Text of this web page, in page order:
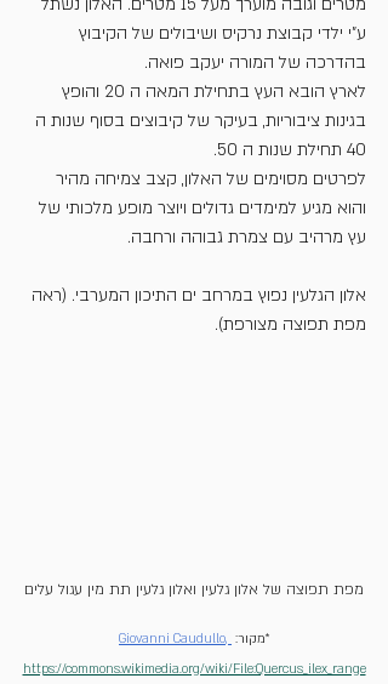
ע"י ילדי קבוצת נרקיס ושיבולים של הקיבוץ
בהדרכה של המורה יעקב פואה.
לארץ הובא העץ בתחילת המאה ה 20 והופץ
בגינות ציבוריות, בעיקר של קיבוצים בסוף שנות ה
40 תחילת שנות ה 50.
לפרטים מסוימים של האלון, קצב צמיחה מהיר
והוא מגיע למימדים גדולים ויוצר מופע מלכותי של
עץ מרהיב עם צמרת גבוהה ורחבה.
אלון הגלעין נפוץ במרחב ים התיכון המערבי. (ראה
מפת תפוצה מצורפת).
מפת תפוצה של אלון גלעין ואלון גלעין תת מין עגול עלים
*מקור: Giovanni Caudullo,
https://commons.wikimedia.org/wiki/File:Quercus_ilex_range